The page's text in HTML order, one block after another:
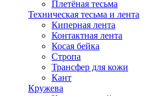
Плетёная тесьма
Техническая тесьма и лента
Киперная лента
Контактная лента
Косая бейка
Стропа
Трансфер для кожи
Кант
Кружева